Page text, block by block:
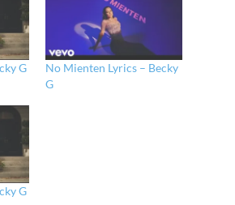
G
No Mienten Lyrics – Becky
G
G